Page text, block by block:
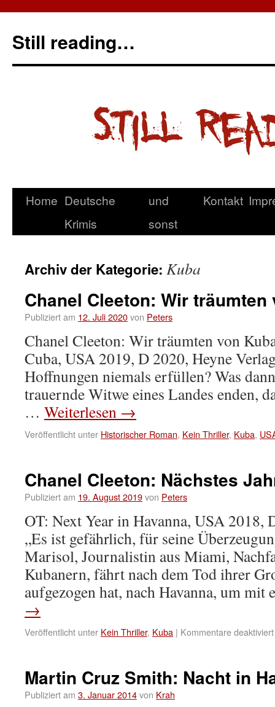
Still reading…
Home Deutsche
Krimis
und
sonst
Kontakt
Archiv der Kategorie: Kuba
Chanel Cleeton: Wir träumten
Publiziert am 12. Juli 2020von Peters
Chanel Cleeton: Wir träumten von
Cuba, USA 2019, D 2020, Heyne
Hoffnungen niemals erfüllen? Was
trauernde Witwe eines Landes enden,
… Weiterlesen →
Veröffentlicht unter Historischer Roman, Kein Thriller, Kuba,
Chanel Cleeton: Nächstes
Publiziert am 19. August 2019von Peters
OT: Next Year in Havanna, USA 2018,
„Es ist gefährlich, für seine
Marisol, Journalistin aus Miami,
Kubanern, fährt nach dem Tod ihrer
aufgezogen hat, nach Havanna, um
→
Veröffentlicht unter Kein Thriller, Kuba | Kommentare deaktiviert
Martin Cruz Smith: Nacht in
Publiziert am 3. Januar 2014von Krah